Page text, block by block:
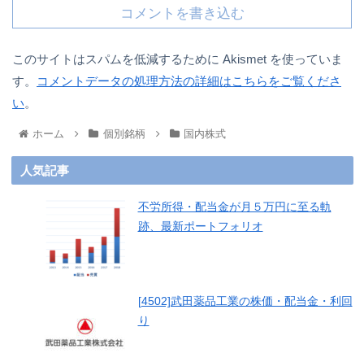
コメントを書き込む
このサイトはスパムを低減するために Akismet を使っていま
す。
コメントデータの処理方法の詳細はこちらをご覧くださ
い。
ホーム 個別銘柄 国内株式
人気記事
不労所得・配当金が月５万円に至る軌
跡、最新ポートフォリオ
[4502]武田薬品工業の株価・配当金・利回
り